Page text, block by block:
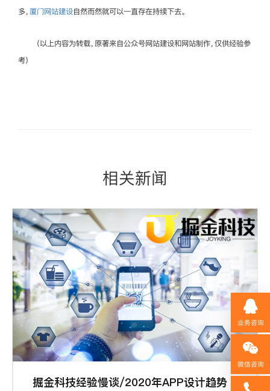
业务咨询
微信咨询
多， 厦门网站建设自然而然就可以一直存在持续下去。
（以上内容为转载，原著来自公众号网站建设和网站制作，仅供经验参
考）
相关新闻
掘金科技经验慢谈/2020年APP设计趋势